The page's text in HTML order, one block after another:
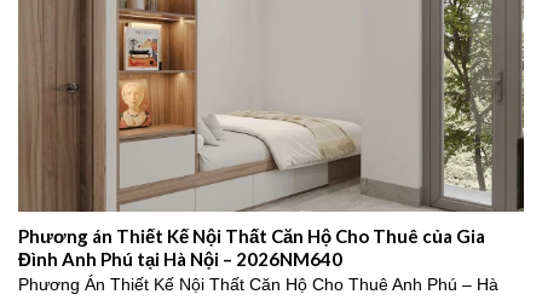
Phương án Thiết Kế Nội Thất Căn Hộ Cho Thuê của Gia
Đình Anh Phú tại Hà Nội – 2026NM640
Phương Án Thiết Kế Nội Thất Căn Hộ Cho Thuê Anh Phú – Hà